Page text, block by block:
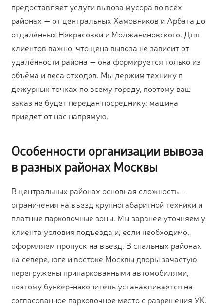
предоставляет услуги вывоза мусора во всех
районах — от центральных Хамовников и Арбата до
отдалённых Некрасовки и Молжаниновского. Для
клиентов важно, что цена вывоза не зависит от
удалённости района — она формируется только из
объёма и веса отходов. Мы держим технику в
дежурных точках по всему городу, поэтому ваш
заказ не будет передан посреднику: машина
приедет от нас напрямую.
Особенности организации вывоза
в разных районах Москвы
В центральных районах основная сложность —
ограничения на въезд крупногабаритной техники и
платные парковочные зоны. Мы заранее уточняем у
клиента условия подъезда и, если необходимо,
оформляем пропуск на въезд. В спальных районах
на севере, юге и востоке Москвы дворы зачастую
перегружены припаркованными автомобилями,
поэтому бункер-накопитель устанавливается на
согласованное парковочное место с разрешения УК.